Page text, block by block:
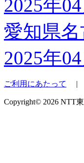
愛知県
2025年
ご利用にあたって |
Copyright© 2026 NTT